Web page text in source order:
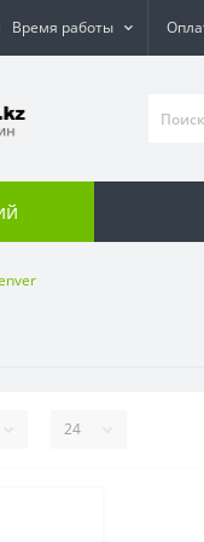
Время работы